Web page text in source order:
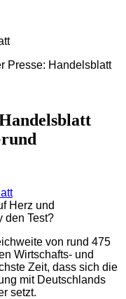
Presse: Handelsblatt
Herz und
den Test?
von rund 475
Wirtschafts- und
Zeit, dass sich die
mit Deutschlands
setzt.